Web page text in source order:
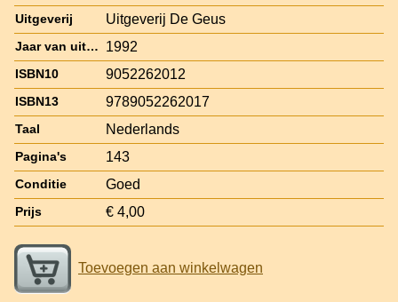
Uitgeverij Uitgeverij De Geus
Jaar van uitgave 1992
ISBN10 9052262012
ISBN13 9789052262017
Taal Nederlands
Pagina's 143
Conditie Goed
Prijs € 4,00
Toevoegen aan winkelwagen